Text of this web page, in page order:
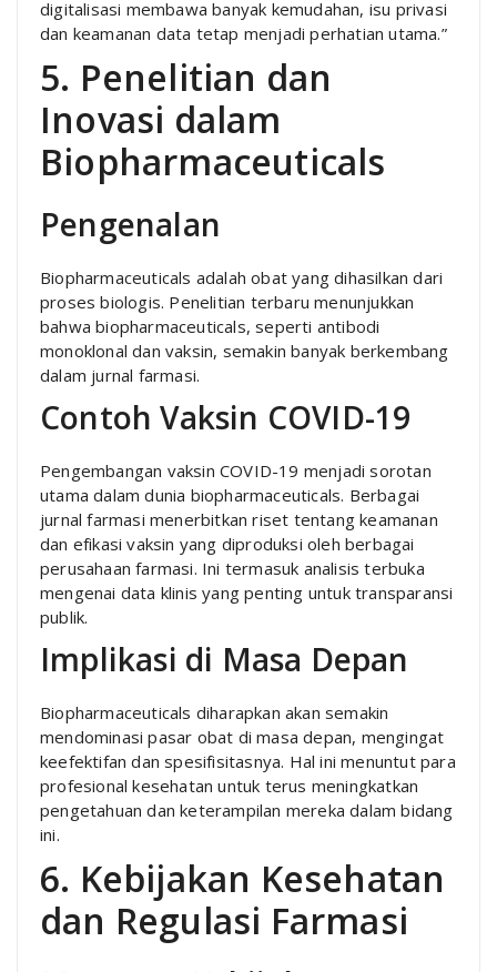
digitalisasi membawa banyak kemudahan, isu privasi
dan keamanan data tetap menjadi perhatian utama.”
5. Penelitian dan
Inovasi dalam
Biopharmaceuticals
Pengenalan
Biopharmaceuticals adalah obat yang dihasilkan dari
proses biologis. Penelitian terbaru menunjukkan
bahwa biopharmaceuticals, seperti antibodi
monoklonal dan vaksin, semakin banyak berkembang
dalam jurnal farmasi.
Contoh Vaksin COVID-19
Pengembangan vaksin COVID-19 menjadi sorotan
utama dalam dunia biopharmaceuticals. Berbagai
jurnal farmasi menerbitkan riset tentang keamanan
dan efikasi vaksin yang diproduksi oleh berbagai
perusahaan farmasi. Ini termasuk analisis terbuka
mengenai data klinis yang penting untuk transparansi
publik.
Implikasi di Masa Depan
Biopharmaceuticals diharapkan akan semakin
mendominasi pasar obat di masa depan, mengingat
keefektifan dan spesifisitasnya. Hal ini menuntut para
profesional kesehatan untuk terus meningkatkan
pengetahuan dan keterampilan mereka dalam bidang
ini.
6. Kebijakan Kesehatan
dan Regulasi Farmasi